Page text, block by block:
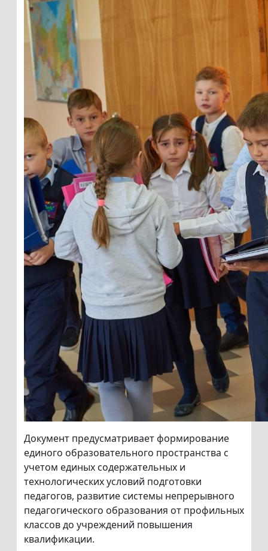
Документ предусматривает формирование
единого образовательного пространства с
учетом единых содержательных и
технологических условий подготовки
педагогов, развитие системы непрерывного
педагогического образования от профильных
классов до учреждений повышения
квалификации.